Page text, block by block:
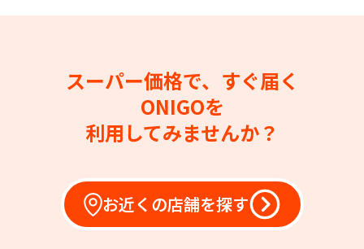
スーパー価格で、すぐ届く
ONIGOを
利用してみませんか？
お近くの店舗を探す